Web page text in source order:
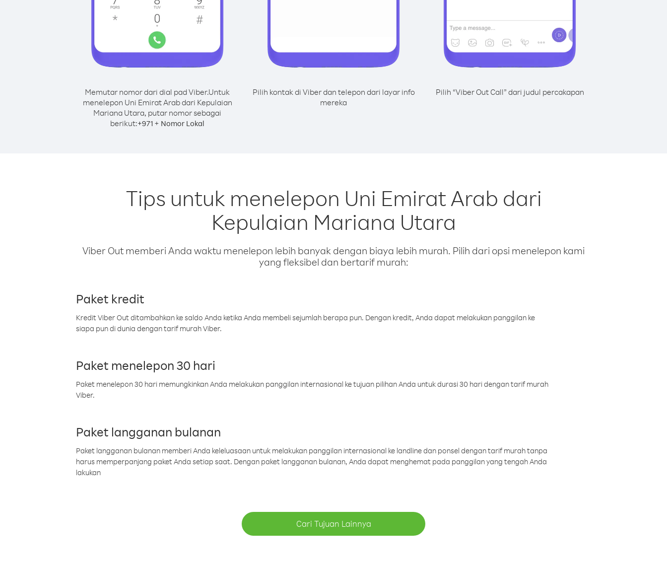
Memutar nomor dari dial pad Viber.Untuk
menelepon Uni Emirat Arab dari Kepulaian
Mariana Utara, putar nomor sebagai
berikut:+971 + Nomor Lokal
Pilih kontak di Viber dan telepon dari layar info
mereka
Pilih “Viber Out Call” dari judul percakapan
Tips untuk menelepon Uni Emirat Arab dari
Kepulaian Mariana Utara
Viber Out memberi Anda waktu menelepon lebih banyak dengan biaya lebih murah. Pilih dari opsi menelepon kami
yang fleksibel dan bertarif murah:
Paket kredit
Kredit Viber Out ditambahkan ke saldo Anda ketika Anda membeli sejumlah berapa pun. Dengan kredit, Anda dapat melakukan panggilan ke
siapa pun di dunia dengan tarif murah Viber.
Paket menelepon 30 hari
Paket menelepon 30 hari memungkinkan Anda melakukan panggilan internasional ke tujuan pilihan Anda untuk durasi 30 hari dengan tarif murah
Viber.
Paket langganan bulanan
Paket langganan bulanan memberi Anda keleluasaan untuk melakukan panggilan internasional ke landline dan ponsel dengan tarif murah tanpa
harus memperpanjang paket Anda setiap saat. Dengan paket langganan bulanan, Anda dapat menghemat pada panggilan yang tengah Anda
lakukan
Cari Tujuan Lainnya